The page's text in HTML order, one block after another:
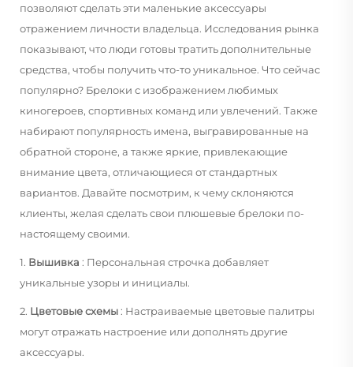
позволяют сделать эти маленькие аксессуары
отражением личности владельца. Исследования рынка
показывают, что люди готовы тратить дополнительные
средства, чтобы получить что-то уникальное. Что сейчас
популярно? Брелоки с изображением любимых
киногероев, спортивных команд или увлечений. Также
набирают популярность имена, выгравированные на
обратной стороне, а также яркие, привлекающие
внимание цвета, отличающиеся от стандартных
вариантов. Давайте посмотрим, к чему склоняются
клиенты, желая сделать свои плюшевые брелоки по-
настоящему своими.
1. Вышивка : Персональная строчка добавляет
уникальные узоры и инициалы.
2. Цветовые схемы: Настраиваемые цветовые палитры
могут отражать настроение или дополнять другие
аксессуары.